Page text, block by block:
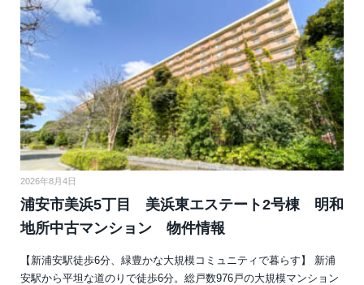
2026年8月4日
浦安市美浜5丁目 美浜東エステート2号棟 明和
地所中古マンション 物件情報
【新浦安駅徒歩6分、緑豊かな大規模コミュニティで暮らす】 新浦
安駅から平坦な道のりで徒歩6分。総戸数976戸の大規模マンション